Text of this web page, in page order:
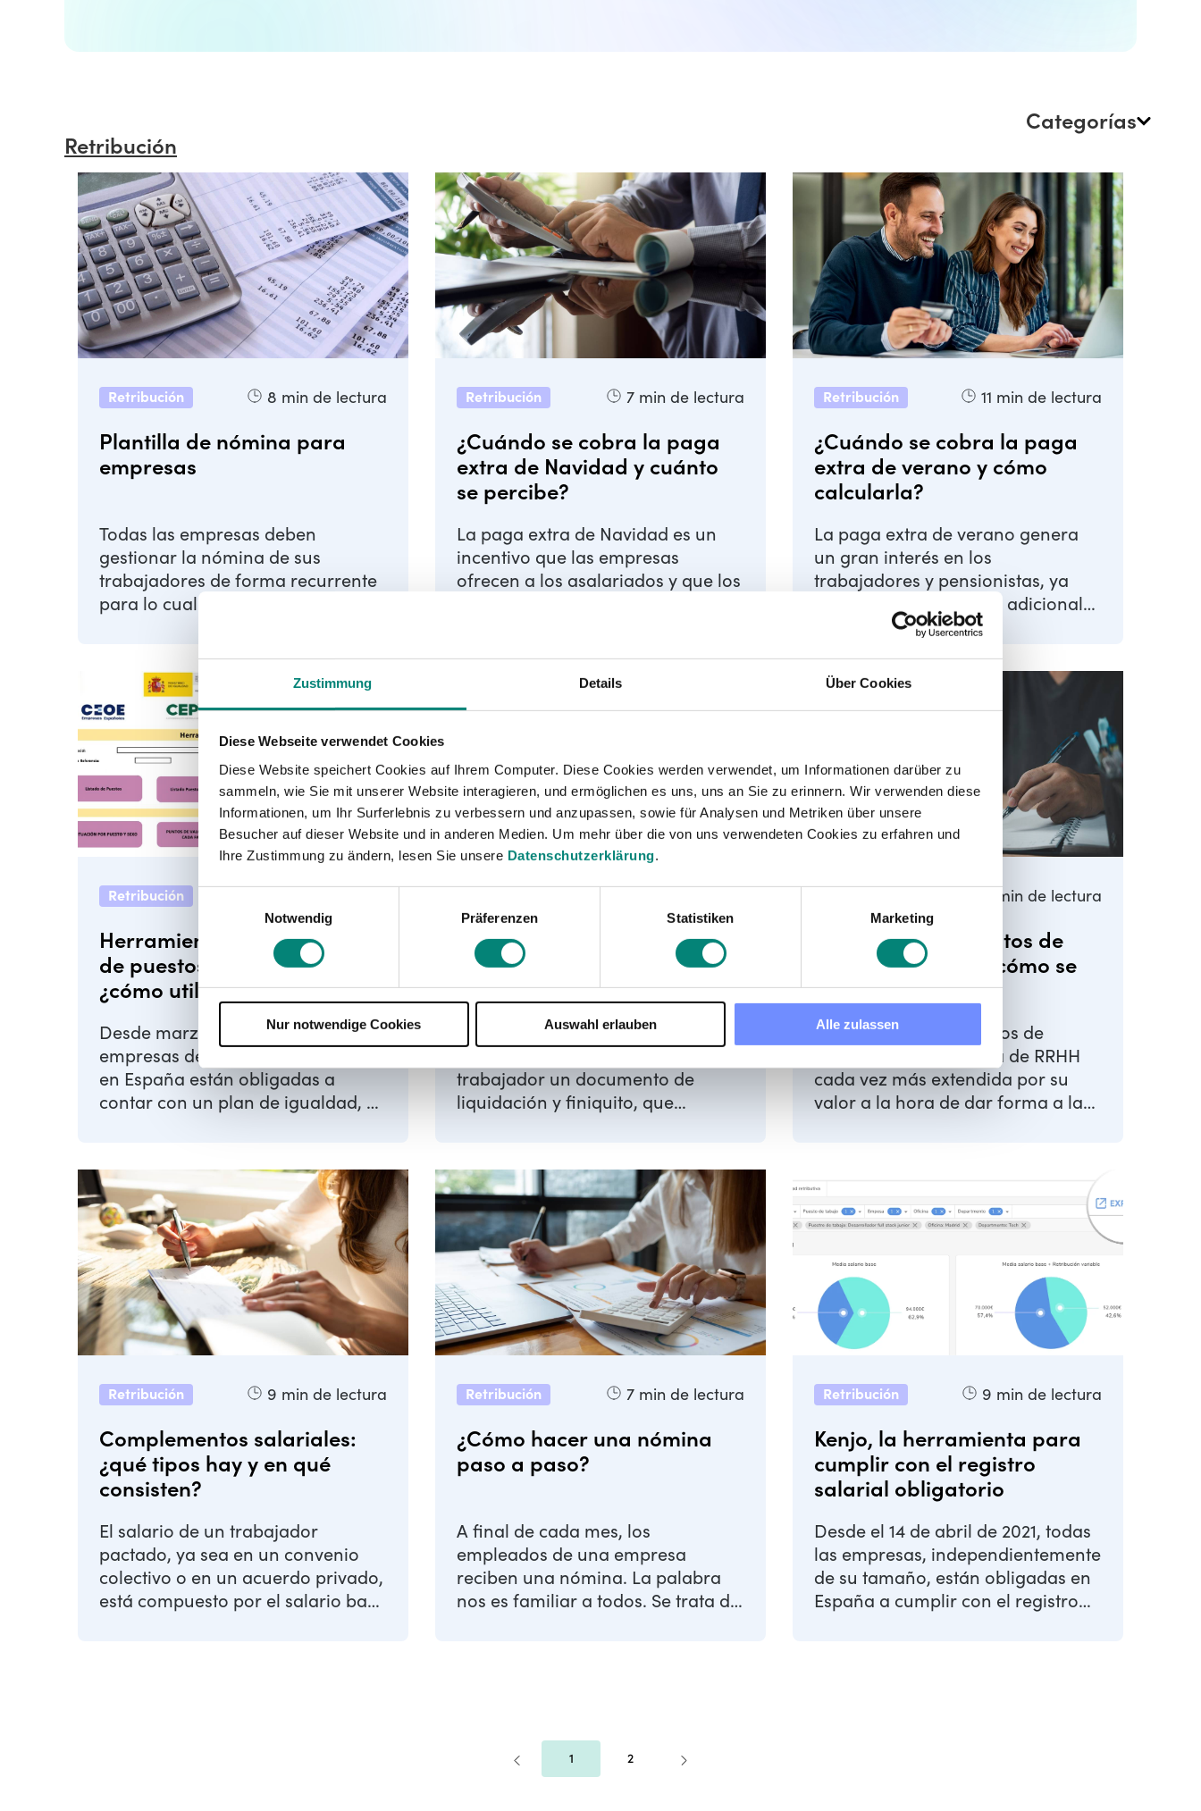
Zustimmung Details Über Cookies
Diese Webseite verwendet Cookies
Diese Website speichert Cookies auf Ihrem Computer. Diese Cookies werden verwendet, um Informationen darüber zu
sammeln, wie Sie mit unserer Website interagieren, und ermöglichen es uns, uns an Sie zu erinnern. Wir verwenden diese
Informationen, um Ihr Surferlebnis zu verbessern und anzupassen, sowie für Analysen und Metriken über unsere
Besucher auf dieser Website und in anderen Medien. Um mehr über die von uns verwendeten Cookies zu erfahren und
Ihre Zustimmung zu ändern, lesen Sie unsere Datenschutzerklärung.
Notwendig
Präferenzen Statistiken Marketing
Nur notwendige Cookies Auswahl erlauben Alle zulassen
Categorías
Retribución
Retribución 8 min de lectura
Plantilla de nómina para
empresas
Todas las empresas deben
gestionar la nómina de sus
trabajadores de forma recurrente
para lo cual es fundamental
Retribución 7 min de lectura
¿Cuándo se cobra la paga
extra de Navidad y cuánto
se percibe?
La paga extra de Navidad es un
incentivo que las empresas
ofrecen a los asalariados y que los
Retribución 11 min de lectura
¿Cuándo se cobra la paga
extra de verano y cómo
calcularla?
La paga extra de verano genera
un gran interés en los
trabajadores y pensionistas, ya
que supone un ingreso adicional
en una época del año en la que,
Retribución
Herramienta de valoración
de puestos de trabajo:
¿cómo utilizarla?
Desde marzo de 2022, las
empresas de 50 empleados o más
en España están obligadas a
contar con un plan de igualdad, en
Documento de liquidación y
finiquito: ¿qué es y cómo se
calcula?
Al final de una relación laboral, la
trabajador un documento de
liquidación y finiquito, que
min de lectura
Valoración de puestos de
trabajo: ¿qué es y cómo se
hace?
La valoración de puestos de
trabajo es una práctica de RRHH
cada vez más extendida por su
valor a la hora de dar forma a la
Retribución 9 min de lectura
Complementos salariales:
¿qué tipos hay y en qué
consisten?
El salario de un trabajador
pactado, ya sea en un convenio
colectivo o en un acuerdo privado,
está compuesto por el salario base
Retribución 7 min de lectura
¿Cómo hacer una nómina
paso a paso?
A final de cada mes, los
empleados de una empresa
reciben una nómina. La palabra
nos es familiar a todos. Se trata de
Retribución 9 min de lectura
Kenjo, la herramienta para
cumplir con el registro
salarial obligatorio
Desde el 14 de abril de 2021, todas
las empresas, independientemente
de su tamaño, están obligadas en
España a cumplir con el registro
1 2